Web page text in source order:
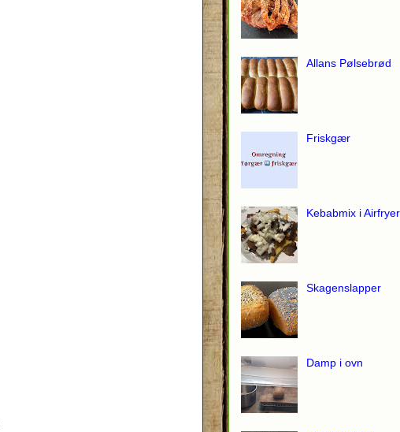
Allans Pølsebrød
Friskgær
Kebabmix i Airfryer
Skagenslapper
Damp i ovn